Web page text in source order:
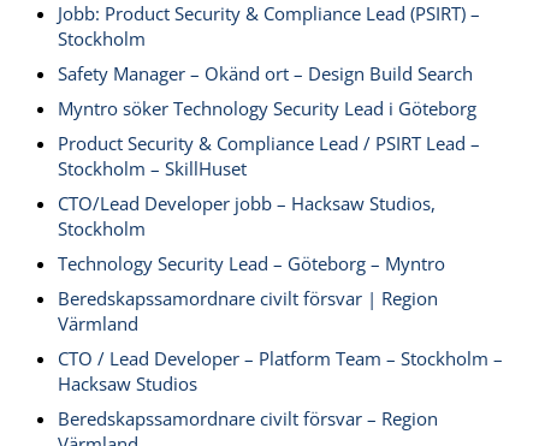
Jobb: Product Security & Compliance Lead (PSIRT) –
Stockholm
Safety Manager – Okänd ort – Design Build Search
Myntro söker Technology Security Lead i Göteborg
Product Security & Compliance Lead / PSIRT Lead –
Stockholm – SkillHuset
CTO/Lead Developer jobb – Hacksaw Studios,
Stockholm
Technology Security Lead – Göteborg – Myntro
Beredskapssamordnare civilt försvar | Region
Värmland
CTO / Lead Developer – Platform Team – Stockholm –
Hacksaw Studios
Beredskapssamordnare civilt försvar – Region